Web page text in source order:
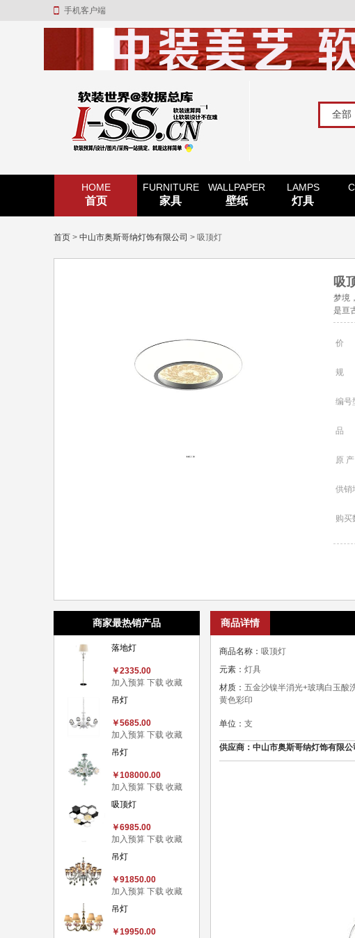
手机客户端
HOME
首页
FURNITURE
家具
WALLPAPER
壁纸
LAMPS
灯具
首页 > 中山市奥斯哥纳灯饰有限公司 > 吸顶灯
吸
梦境
是亘
价
规
编号
品
原 产
供销
购买
商家最热销产品
落地灯
￥2335.00
加入预算 下载 收藏
吊灯
￥5685.00
加入预算 下载 收藏
吊灯
￥108000.00
加入预算 下载 收藏
吸顶灯
￥6985.00
加入预算 下载 收藏
吊灯
￥91850.00
加入预算 下载 收藏
吊灯
￥19950.00
商品详情
商品名称： 吸顶灯
元素： 灯具
材质： 五金沙镍半消光+玻璃白玉酸
黄色彩印
单位： 支
供应商：中山市奥斯哥纳灯饰有限